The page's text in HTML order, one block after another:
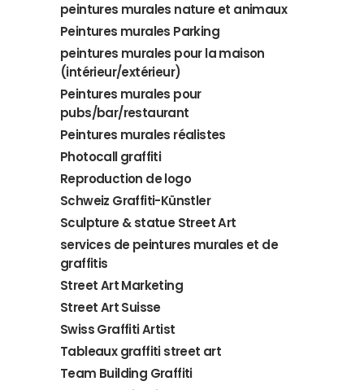
peintures murales nature et animaux
Peintures murales Parking
peintures murales pour la maison
(intérieur/extérieur)
Peintures murales pour
pubs/bar/restaurant
Peintures murales réalistes
Photocall graffiti
Reproduction de logo
Schweiz Graffiti-Künstler
Sculpture & statue Street Art
services de peintures murales et de
graffitis
Street Art Marketing
Street Art Suisse
Swiss Graffiti Artist
Tableaux graffiti street art
Team Building Graffiti